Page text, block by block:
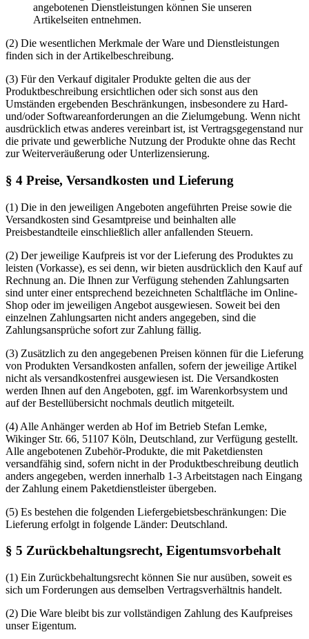
angebotenen Dienstleistungen können Sie unseren
Artikelseiten entnehmen.
(2) Die wesentlichen Merkmale der Ware und Dienstleistungen
finden sich in der Artikelbeschreibung.
(3) Für den Verkauf digitaler Produkte gelten die aus der
Produktbeschreibung ersichtlichen oder sich sonst aus den
Umständen ergebenden Beschränkungen, insbesondere zu Hard-
und/oder Softwareanforderungen an die Zielumgebung. Wenn nicht
ausdrücklich etwas anderes vereinbart ist, ist Vertragsgegenstand nur
die private und gewerbliche Nutzung der Produkte ohne das Recht
zur Weiterveräußerung oder Unterlizensierung.
§ 4 Preise, Versandkosten und Lieferung
(1) Die in den jeweiligen Angeboten angeführten Preise sowie die
Versandkosten sind Gesamtpreise und beinhalten alle
Preisbestandteile einschließlich aller anfallenden Steuern.
(2) Der jeweilige Kaufpreis ist vor der Lieferung des Produktes zu
leisten (Vorkasse), es sei denn, wir bieten ausdrücklich den Kauf auf
Rechnung an. Die Ihnen zur Verfügung stehenden Zahlungsarten
sind unter einer entsprechend bezeichneten Schaltfläche im Online-
Shop oder im jeweiligen Angebot ausgewiesen. Soweit bei den
einzelnen Zahlungsarten nicht anders angegeben, sind die
Zahlungsansprüche sofort zur Zahlung fällig.
(3) Zusätzlich zu den angegebenen Preisen können für die Lieferung
von Produkten Versandkosten anfallen, sofern der jeweilige Artikel
nicht als versandkostenfrei ausgewiesen ist. Die Versandkosten
werden Ihnen auf den Angeboten, ggf. im Warenkorbsystem und
auf der Bestellübersicht nochmals deutlich mitgeteilt.
(4) Alle Anhänger werden ab Hof im Betrieb Stefan Lemke,
Wikinger Str. 66, 51107 Köln, Deutschland, zur Verfügung gestellt.
Alle angebotenen Zubehör-Produkte, die mit Paketdiensten
versandfähig sind, sofern nicht in der Produktbeschreibung deutlich
anders angegeben, werden innerhalb 1-3 Arbeitstagen nach Eingang
der Zahlung einem Paketdienstleister übergeben.
(5) Es bestehen die folgenden Liefergebietsbeschränkungen: Die
Lieferung erfolgt in folgende Länder: Deutschland.
§ 5 Zurückbehaltungsrecht, Eigentumsvorbehalt
(1) Ein Zurückbehaltungsrecht können Sie nur ausüben, soweit es
sich um Forderungen aus demselben Vertragsverhältnis handelt.
(2) Die Ware bleibt bis zur vollständigen Zahlung des Kaufpreises
unser Eigentum.